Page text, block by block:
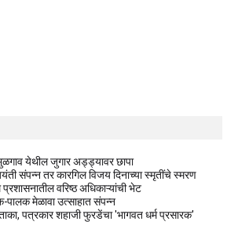
येथील जुगार अड्ड्यावर छापा
संपन्न तर कारगिल विजय दिनाच्या स्मृतींचे स्मरण
वरिष्ठ अधिकाऱ्यांची भेट
पालक मेळावा उत्साहात संपन्न
पत्रकार शहाजी फुरडेंचा 'भागवत धर्म प्रसारक'